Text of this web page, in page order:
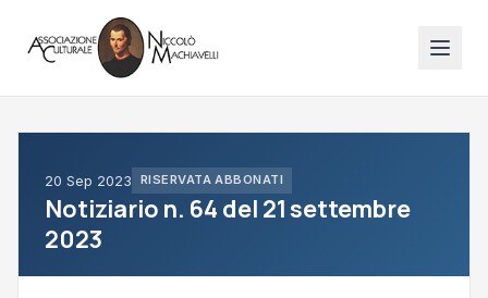
20 Sep 2023 RISERVATA ABBONATI
Notiziario n. 64 del 21 settembre
2023